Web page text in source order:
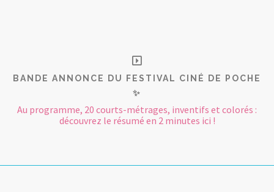
BANDE ANNONCE DU FESTIVAL CINÉ DE POCHE
✨
Au programme, 20 courts-métrages, inventifs et colorés :
découvrez le résumé en 2 minutes ici !